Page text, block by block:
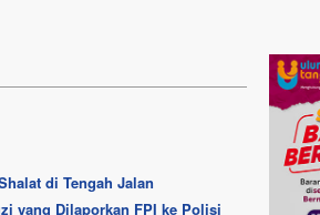
di Tengah Jalan
yang Dilaporkan FPI ke Polisi